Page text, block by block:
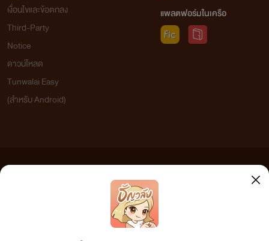
เงื่อนไขและข้อตกลง
Third-Party
Notice
ดาวน์โหลด
Tunwalai Easy
(สำหรับ Android)
แพลตฟอร์มในเครือ
เว็บไซต์แห่งนี้ไม่ได้เห็นด้วยและไม่ขอรับผิดชอบต่อข้อความใดๆ ทั้งสิ้น ดังนั้นผู้อ่านทุกท่านโปรดใช้
วิจารณญาณในการกลั่นกรองด้วยตนเอง และหากท่านพบข้อความใดๆ ที่ขัดต่อกฎหมายและศีลธรรม
กรุณาแจ้งมาที่ tunwalai@ookbee.com เพื่อทีมงานจะได้ดำเนินการในทันที ทั้งนี้ ทางเว็บไซต์ขอสงวน
ลิขสิทธิ์ตามพระราชบัญญัติลิขสิทธิ์ (ฉบับเพิ่มเติม) พ.ศ.2558